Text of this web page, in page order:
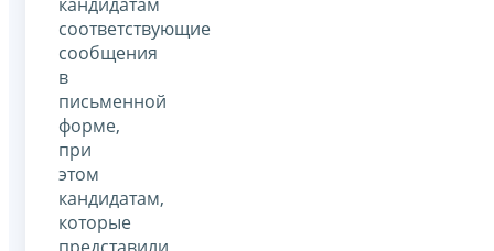
соответствующие
сообщения
в
письменной
форме,
при
этом
кандидатам,
которые